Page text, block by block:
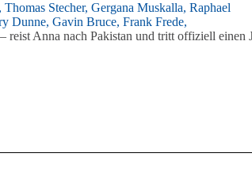
Thomas Stecher, Gergana Muskalla, Raphael
Dunne, Gavin Bruce, Frank Frede,
reist Anna nach Pakistan und tritt offiziell einen